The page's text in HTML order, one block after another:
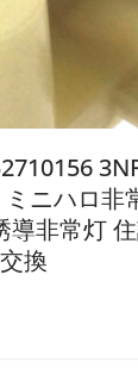
ニハロ非
導非常灯
換